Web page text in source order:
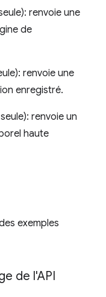
renvoie une
de
renvoie une
enregistré.
renvoie un
haute
exemples
de l'API